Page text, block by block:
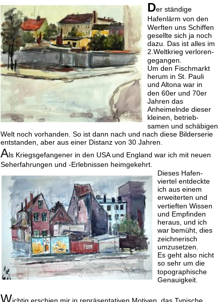
Der ständige
Hafenlärm von den
Werften uns Schiffen
gesellte sich ja noch
dazu. Das ist alles im
2.Weltkrieg verloren-
gegangen.
Um den Fischmarkt
herum in St. Pauli
und Altona war in
den 60er und 70er
Jahren das
Anheimelnde dieser
kleinen, betrieb-
samen und schäbigen
Welt noch vorhanden. So ist dann nach und nach diese Bilderserie
entstanden, aber aus einer Distanz von 30 Jahren.
Als Kriegsgefangener in den USA und England war ich mit neuen
Seherfahrungen und -Erlebnissen heimgekehrt.
Dieses Hafen-
viertel entdeckte
ich aus einem
erweiterten und
vertieften Wissen
und Empfinden
heraus, und ich
war bemüht, dies
zeichnerisch
umzusetzen.
Es geht also nicht
so sehr um die
topographische
Genauigkeit.
W